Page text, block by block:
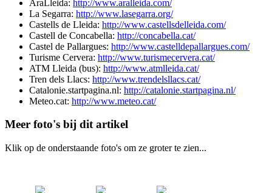
AraLleida: http://www.aralleida.com/
La Segarra: http://www.lasegarra.org/
Castells de Lleida: http://www.castellsdelleida.com/
Castell de Concabella: http://concabella.cat/
Castel de Pallargues: http://www.castelldepallargues.com/
Turisme Cervera: http://www.turismecervera.cat/
ATM Lleida (bus): http://www.atmlleida.cat/
Tren dels Llacs: http://www.trendelsllacs.cat/
Catalonie.startpagina.nl: http://catalonie.startpagina.nl/
Meteo.cat: http://www.meteo.cat/
Meer foto's bij dit artikel
Klik op de onderstaande foto's om ze groter te zien...